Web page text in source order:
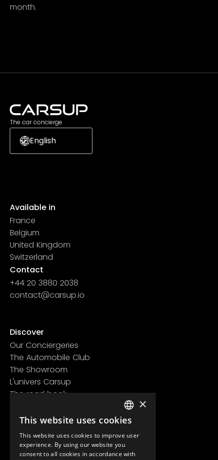
month.
The car concierge
English
Available in
France
Belgium
United Kingdom
Switzerland
Contact
+44 20 3880 2038
contact@carsup.io
Discover
Our Conciergeries
The Automobile Club
The Showroom
L'univers Carsup
The road book
Legal information
Confidentiality policy
General conditions of use
FRENCH
ENGLISH
×
This website uses cookies
This website uses cookies to improve user
experience. By using our website you
consent to all cookies in accordance with